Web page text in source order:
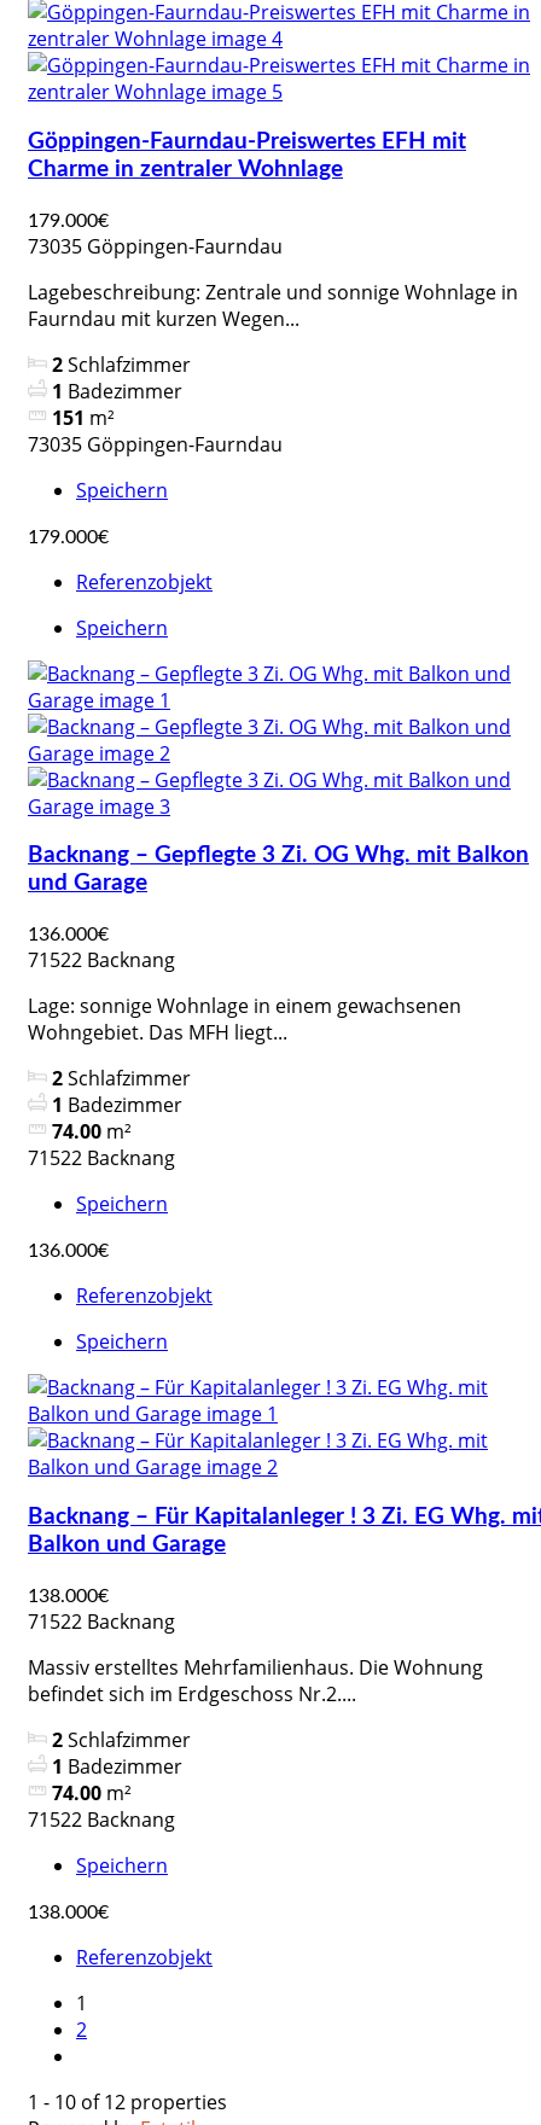
Göppingen-Faurndau-Preiswertes EFH mit
Charme in zentraler Wohnlage
179.000€
73035 Göppingen-Faurndau
Lagebeschreibung: Zentrale und sonnige Wohnlage in
Faurndau mit kurzen Wegen...
2Schlafzimmer
1 Badezimmer
151 m²
73035 Göppingen-Faurndau
Speichern
179.000€
Referenzobjekt
Speichern
Backnang – Gepflegte 3 Zi. OG Whg. mit Balkon
und Garage
136.000€
71522 Backnang
Lage: sonnige Wohnlage in einem gewachsenen
Wohngebiet. Das MFH liegt...
2Schlafzimmer
1 Badezimmer
74.00 m²
71522 Backnang
Speichern
136.000€
Referenzobjekt
Speichern
Backnang – Für Kapitalanleger ! 3 Zi. EG Whg.
Balkon und Garage
138.000€
71522 Backnang
Massiv erstelltes Mehrfamilienhaus. Die Wohnung
befindet sich im Erdgeschoss Nr.2....
2Schlafzimmer
1 Badezimmer
74.00 m²
71522 Backnang
Speichern
138.000€
Referenzobjekt
1
2
1 - 10 of 12 properties